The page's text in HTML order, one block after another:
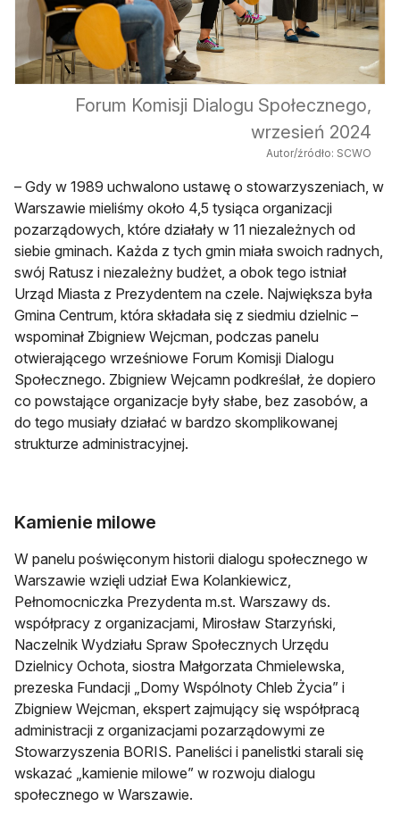
Forum Komisji Dialogu Społecznego,
wrzesień 2024
Autor/źródło: SCWO
– Gdy w 1989 uchwalono ustawę o stowarzyszeniach, w
Warszawie mieliśmy około 4,5 tysiąca organizacji
pozarządowych, które działały w 11 niezależnych od
siebie gminach. Każda z tych gmin miała swoich radnych,
swój Ratusz i niezależny budżet, a obok tego istniał
Urząd Miasta z Prezydentem na czele. Największa była
Gmina Centrum, która składała się z siedmiu dzielnic –
wspominał Zbigniew Wejcman, podczas panelu
otwierającego wrześniowe Forum Komisji Dialogu
Społecznego. Zbigniew Wejcamn podkreślał, że dopiero
co powstające organizacje były słabe, bez zasobów, a
do tego musiały działać w bardzo skomplikowanej
strukturze administracyjnej.
Kamienie milowe
W panelu poświęconym historii dialogu społecznego w
Warszawie wzięli udział Ewa Kolankiewicz,
Pełnomocniczka Prezydenta m.st. Warszawy ds.
współpracy z organizacjami, Mirosław Starzyński,
Naczelnik Wydziału Spraw Społecznych Urzędu
Dzielnicy Ochota, siostra Małgorzata Chmielewska,
prezeska Fundacji „Domy Wspólnoty Chleb Życia” i
Zbigniew Wejcman, ekspert zajmujący się współpracą
administracji z organizacjami pozarządowymi ze
Stowarzyszenia BORIS. Paneliści i panelistki starali się
wskazać „kamienie milowe” w rozwoju dialogu
społecznego w Warszawie.